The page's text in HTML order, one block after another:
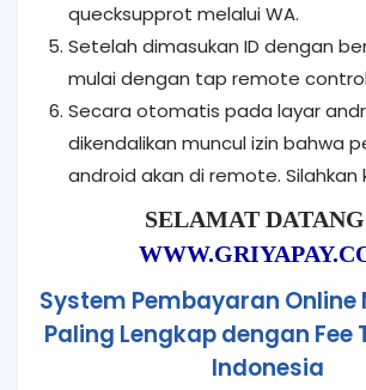
quecksupprot melalui WA.
Setelah dimasukan ID dengan
mulai dengan tap remote
Secara otomatis pada layar
dikendalikan muncul izin bahwa
android akan di remote. Silahkan
SELAMAT DATANG
System Pembayaran Online
Paling Lengkap dengan Fee
Indonesia